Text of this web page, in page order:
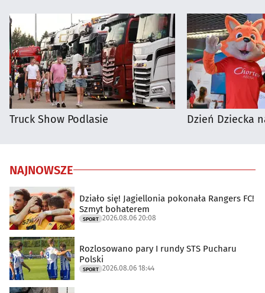
Truck Show Podlasie Dzień Dziecka
NAJNOWSZE
Działo się! Jagiellonia pokonała Rangers FC!
Szmyt bohaterem
SPORT 2026.08.06 20:08
Rozlosowano pary I rundy STS Pucharu
Polski
SPORT 2026.08.06 18:44